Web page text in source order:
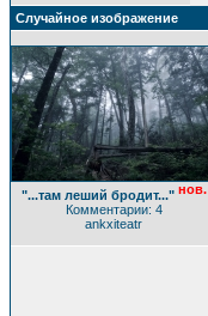
Случайное изображение
"...там леший бродит..." нов.
Комментарии: 4
ankxiteatr